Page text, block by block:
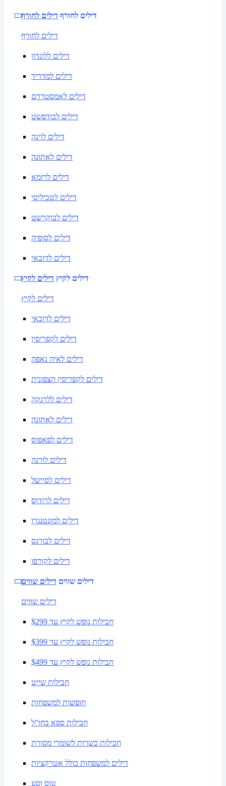
דילים לחורף דילים לחורף
דילים לחורף
דילים ללונדון
דילים למדריד
דילים לאמסטרדם
דילים לבודפשט
דילים לוינה
דילים לאתונה
דילים לרומא
דילים לטביליסי
דילים לבוקרשט
דילים לסופיה
דילים לדובאי
דילים לקיץ דילים לקיץ
דילים לקיץ
דילים לדובאי
דילים לקפריסין
דילים לאיה נאפה
דילים לקפריסין הצפונית
דילים ללרנקה
דילים לאתונה
דילים לפאפוס
דילים לורנה
דילים לסיישל
דילים לרודוס
דילים למונטנגרו
דילים לבורגס
דילים לקורפו
דילים שווים דילים שווים
דילים שווים
חבילות נופש לקיץ עד $299
חבילות נופש לקיץ עד $399
חבילות נופש לקיץ עד $499
חבילות שייט
חופשות למשפחות
חבילות ספא בחו"ל
חבילות כשרות לשומרי מסורת
דילים למשפחות כולל אטרקציות
טוס וסע